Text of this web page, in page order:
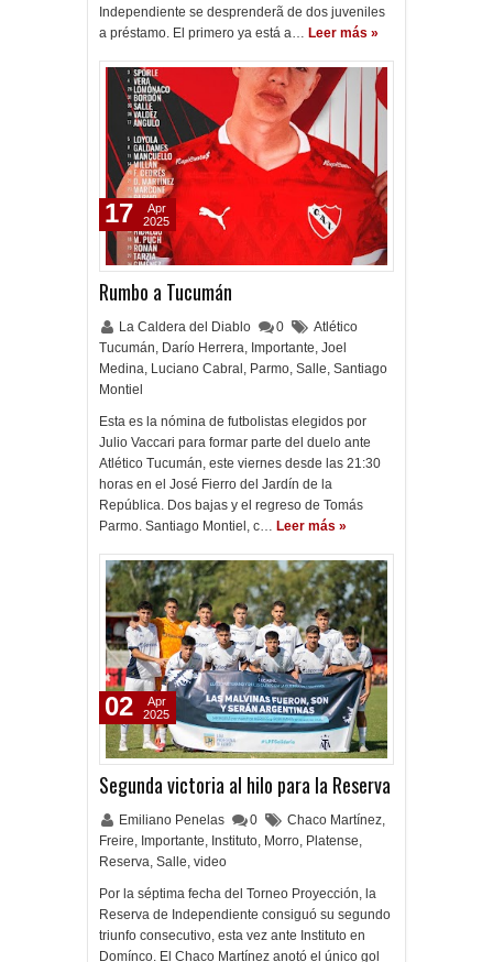
Independiente se desprenderã de dos juveniles
a préstamo. El primero ya está a… Leer más »
Rumbo a Tucumán
La Caldera del Diablo 0
Atlético
Tucumán, Darío Herrera, Importante, Joel
Medina, Luciano Cabral , Parmo, Salle, Santiago
Montiel
Esta es la nómina de futbolistas elegidos por
Julio Vaccari para formar parte del duelo ante
Atlético Tucumán, este viernes desde las 21:30
horas en el José Fierro del Jardín de la
República. Dos bajas y el regreso de Tomás
Parmo. Santiago Montiel, c… Leer más »
17
Apr
2025
Segunda victoria al hilo para la Reserva
Emiliano Penelas 0 Chaco Martínez,
Freire, Importante, Instituto, Morro, Platense,
Reserva, Salle, video
Por la séptima fecha del Torneo Proyección, la
Reserva de Independiente consiguó su segundo
triunfo consecutivo, esta vez ante Instituto en
Domínco. El Chaco Martínez anotó el único gol
02
Apr
2025